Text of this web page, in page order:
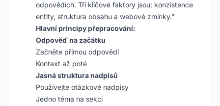
odpovědích. Tři klíčové faktory jsou: konzistence
entity, struktura obsahu a webové zmínky.”
Hlavní principy přepracování:
Odpověď na začátku
Začněte přímou odpovědí
Kontext až poté
Jasná struktura nadpisů
Používejte otázkové nadpisy
Jedno téma na sekci